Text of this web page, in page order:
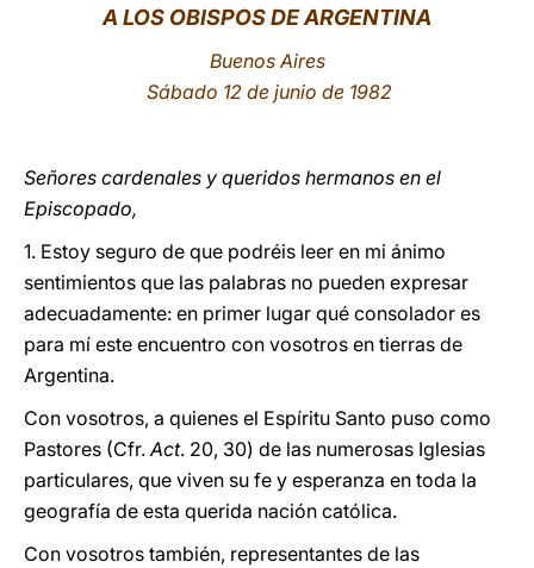
LATINE
A LOS OBISPOS DE ARGENTINA
Buenos Aires
Sábado 12 de junio de 1982
Señores cardenales y queridos hermanos en el
Episcopado,
1. Estoy seguro de que podréis leer en mi ánimo
sentimientos que las palabras no pueden expresar
adecuadamente: en primer lugar qué consolador es
para mí este encuentro con vosotros en tierras de
Argentina.
Con vosotros, a quienes el Espíritu Santo puso como
Pastores (Cfr.Act. 20, 30) de las numerosas Iglesias
particulares, que viven su fe y esperanza en toda la
geografía de esta querida nación católica.
Con vosotros también, representantes de las